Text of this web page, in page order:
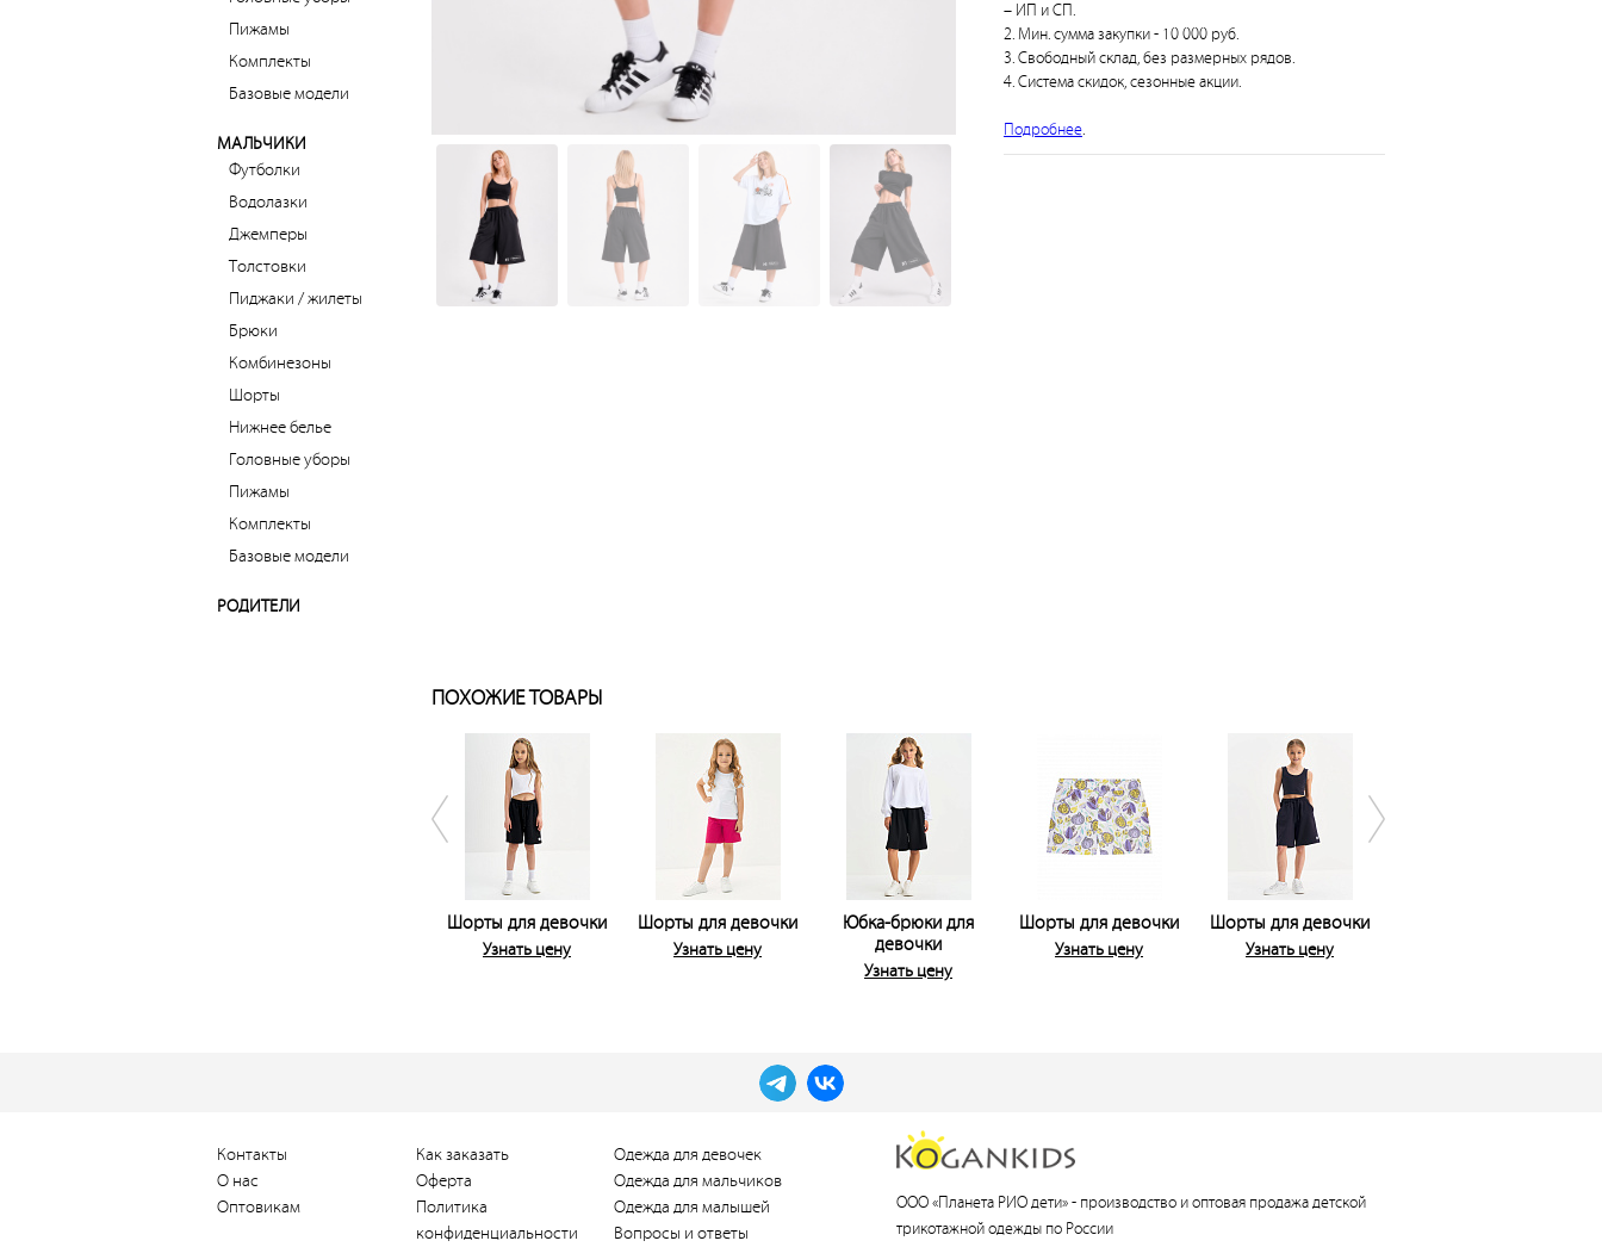
Пижамы
Комплекты
Базовые модели
МАЛЬЧИКИ
Футболки
Водолазки
Джемперы
Толстовки
Пиджаки / жилеты
Брюки
Комбинезоны
Шорты
Нижнее белье
Головные уборы
Пижамы
Комплекты
Базовые модели
РОДИТЕЛИ
– ИП и СП.
2. Мин. сумма закупки - 10 000 руб.
3. Свободный склад, без размерных рядов.
4. Система скидок, сезонные акции.
Подробнее.
ПОХОЖИЕ ТОВАРЫ
Шорты для девочки
Узнать цену
Шорты для девочки
Узнать цену
Юбка-брюки для
девочки
Узнать цену
Шорты для девочки
Узнать цену
Шорты для девочки
Узнать цену
Контакты
О нас
Оптовикам
Как заказать
Оферта
Политика
конфиденциальности
Одежда для девочек
Одежда для мальчиков
Одежда для малышей
Вопросы и ответы
ООО «Планета РИО дети» - производство и оптовая продажа детской
трикотажной одежды по России